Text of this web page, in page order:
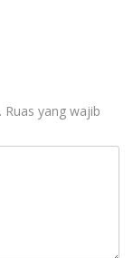
Ruas yang wajib